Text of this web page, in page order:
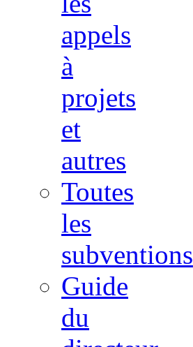
appels
à
projets
et
autres
Toutes
les
subventions
Guide
du